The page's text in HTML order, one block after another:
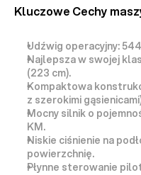
Kluczowe Cechy
Udźwig operacyjny:
Najlepsza w swojej
(223 cm).
Kompaktowa
z szerokimi
Mocny silnik o
KM.
Niskie ciśnienie na
powierzchnię.
Płynne sterowanie